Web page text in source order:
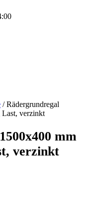
/ Rädergrundregal
Last, verzinkt
mm
verzinkt